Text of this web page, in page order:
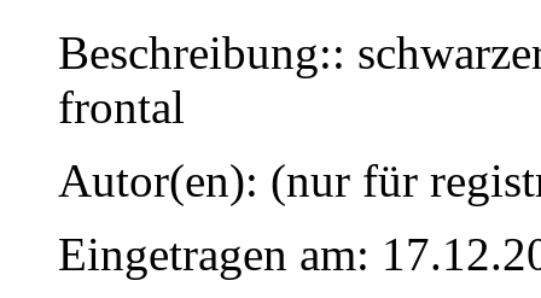
Beschreibung::
frontal
Autor(en): (nur für
Eingetragen am: